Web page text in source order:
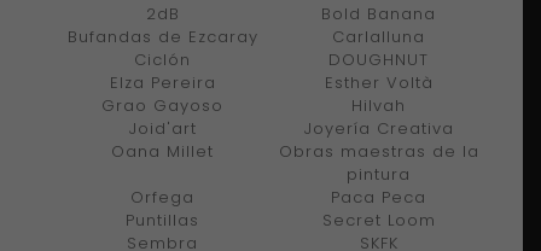
2dB
Bold Banana
Bufandas de Ezcaray
Carlalluna
Ciclón
DOUGHNUT
Elza Pereira
Esther Voltà
Grao Gayoso
Hilvah
Joid'art
Joyería Creativa
Oana Millet
Obras maestras de la
pintura
Orfega
Paca Peca
Puntillas
Secret Loom
Sembra
SKFK